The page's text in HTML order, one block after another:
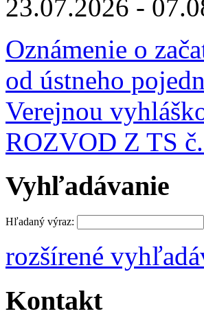
23.07.2026 -
Oznámenie o
od ústneho
Verejnou
ROZVOD Z TS
Vyhľadávanie
Hľadaný výraz:
rozšírené
Kontakt